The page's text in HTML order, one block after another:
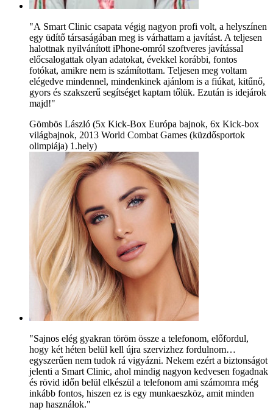
"A Smart Clinic csapata végig nagyon profi volt, a helyszínen
egy üdítő társaságában meg is várhattam a javítást. A teljesen
halottnak nyilvánított iPhone-omról szoftveres javítással
előcsalogattak olyan adatokat, évekkel korábbi, fontos
fotókat, amikre nem is számítottam. Teljesen meg voltam
elégedve mindennel, mindenkinek ajánlom is a fiúkat, kitűnő,
gyors és szakszerű segítséget kaptam tőlük. Ezután is idejárok
majd!"
Gömbös László (5x Kick-Box Európa bajnok, 6x Kick-box
világbajnok, 2013 World Combat Games (küzdősportok
olimpiája) 1.hely)
"Sajnos elég gyakran töröm össze a telefonom, előfordul,
hogy két héten belül kell újra szervizhez fordulnom…
egyszerűen nem tudok rá vigyázni. Nekem ezért a biztonságot
jelenti a Smart Clinic, ahol mindig nagyon kedvesen fogadnak
és rövid időn belül elkészül a telefonom ami számomra még
inkább fontos, hiszen ez is egy munkaeszköz, amit minden
nap használok."